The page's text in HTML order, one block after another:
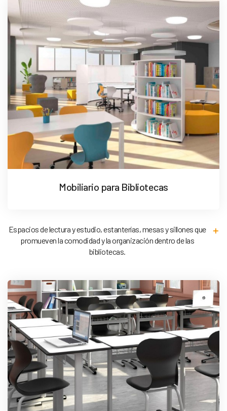
Mobiliario para Bibliotecas
Espacios de lectura y estudio, estanterías, mesas y sillones que
promueven la comodidad y la organización dentro de las
bibliotecas.